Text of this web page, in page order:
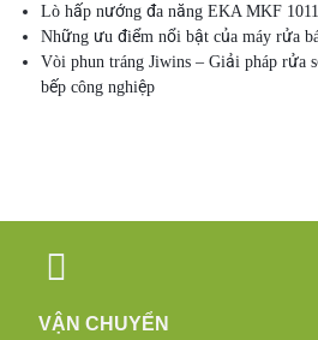
Lò hấp nướng đa năng EKA MKF
Những ưu điểm nổi bật của máy rửa
Vòi phun tráng Jiwins – Giải pháp rửa
bếp công nghiệp
VẬN CHUYỂN